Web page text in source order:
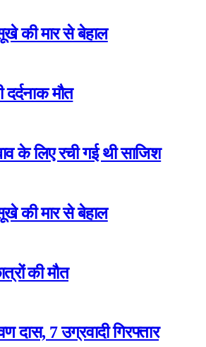
की मार से बेहाल
मौत
के लिए रची गई थी साजिश
की मार से बेहाल
की मौत
7 उग्रवादी गिरफ्तार